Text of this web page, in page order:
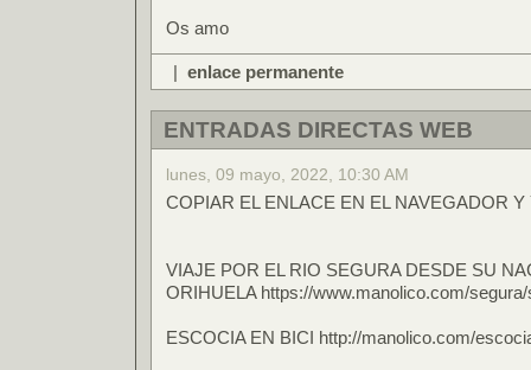
Os amo
| enlace permanente
ENTRADAS DIRECTAS WEB
lunes, 09 mayo, 2022, 10:30 AM
COPIAR EL ENLACE EN EL NAVEGADOR Y
VIAJE POR EL RIO SEGURA DESDE SU
ORIHUELA https://www.manolico.com/
ESCOCIA EN BICI http://manolico.com/